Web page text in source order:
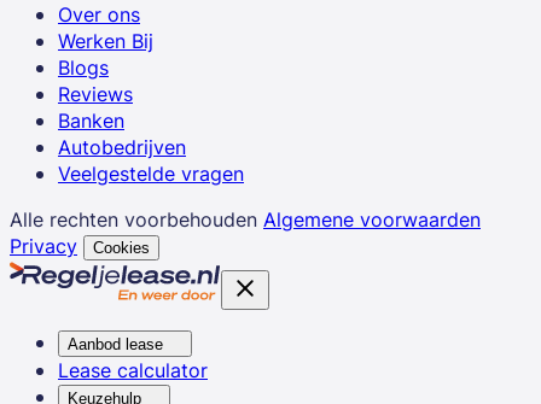
Over ons
Werken Bij
Blogs
Reviews
Banken
Autobedrijven
Veelgestelde vragen
Alle rechten voorbehouden Algemene voorwaarden
Privacy
Cookies
Aanbod lease
Lease calculator
Keuzehulp